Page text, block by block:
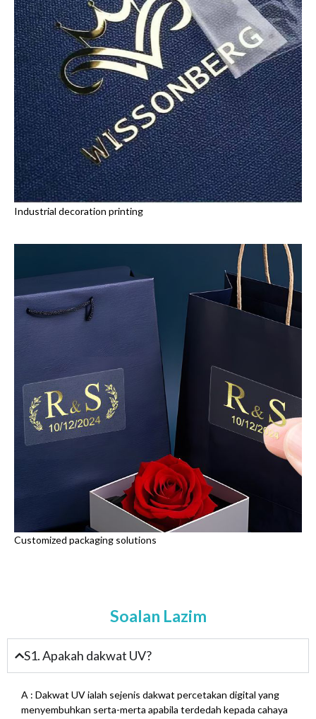
Industrial decoration printing
Customized packaging solutions
Soalan Lazim
S1. Apakah dakwat UV?
A : Dakwat UV ialah sejenis dakwat percetakan digital yang
menyembuhkan serta-merta apabila terdedah kepada cahaya